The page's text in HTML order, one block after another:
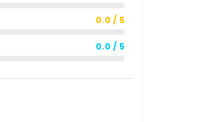
0.0 / 5
0.0 / 5